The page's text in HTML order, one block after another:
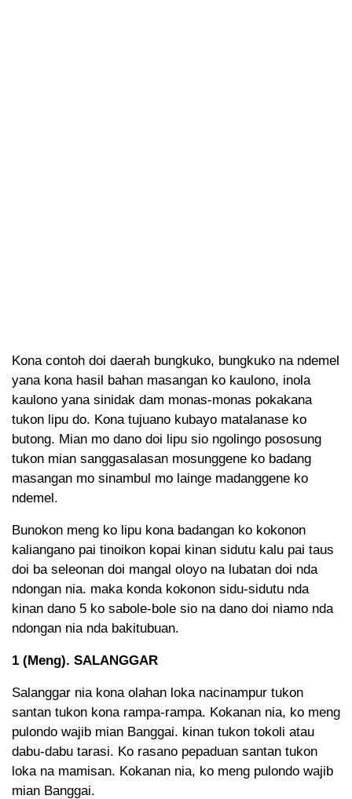
Kona contoh doi daerah bungkuko, bungkuko na ndemel
yana kona hasil bahan masangan ko kaulono, inola
kaulono yana sinidak dam monas-monas pokakana
tukon lipu do. Kona tujuano kubayo matalanase ko
butong. Mian mo dano doi lipu sio ngolingo pososung
tukon mian sanggasalasan mosunggene ko badang
masangan mo sinambul mo lainge madanggene ko
ndemel.
Bunokon meng ko lipu kona badangan ko kokonon
kaliangano pai tinoikon kopai kinan sidutu kalu pai taus
doi ba seleonan doi mangal oloyo na lubatan doi nda
ndongan nia. maka konda kokonon sidu-sidutu nda
kinan dano 5 ko sabole-bole sio na dano doi niamo nda
ndongan nia nda bakitubuan.
1 (Meng). SALANGGAR
Salanggar nia kona olahan loka nacinampur tukon
santan tukon kona rampa-rampa. Kokanan nia, ko meng
pulondo wajib mian Banggai. kinan tukon tokoli atau
dabu-dabu tarasi. Ko rasano pepaduan santan tukon
loka na mamisan. Kokanan nia, ko meng pulondo wajib
mian Banggai.